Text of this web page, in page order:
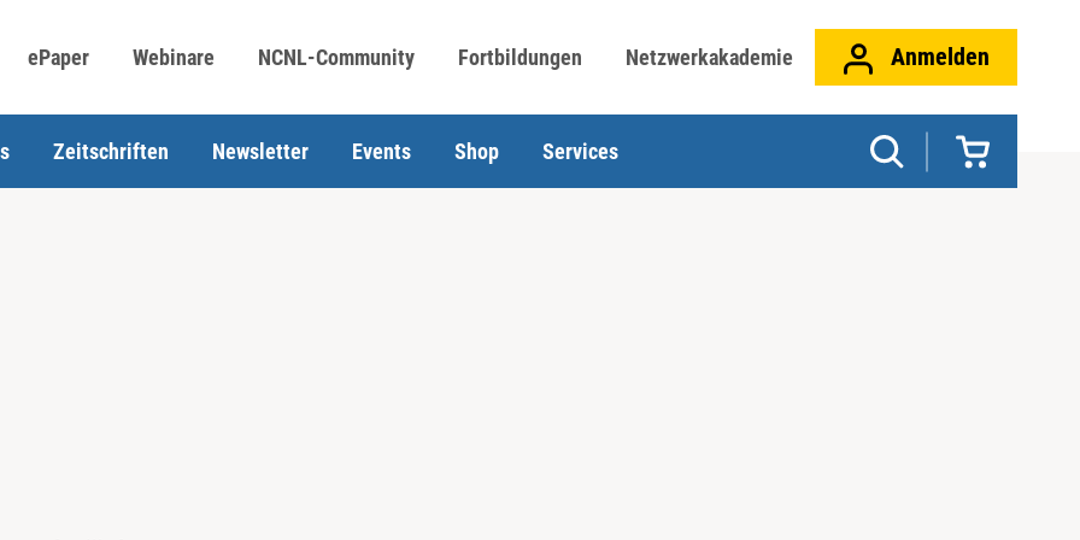
ePaper Webinare NCNL-Community Fortbildungen Netzwerkakademie Anmelden
Zeitschriften Newsletter Events Shop Services